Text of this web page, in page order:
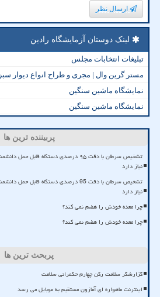
ارسال نظر
لینک دوستان آزمایشگاه رادین
تبلیغات انتخابات مجلس
مستر گرین وال | مجری و طراح انواع دیوار سبز
نمایشگاه ماشین سنگین
نمایشگاه ماشین سنگین
پربیننده ترین ها
تشخیص سرطان با دقت ۹۵ درصدی دستگاه
نیاز دارد
تشخیص سرطان با دقت 95 درصدی دستگاه
نیاز دارد
چرا معده خودش را هضم نمی کند؟
چرا معده خودش را هضم نمی کند؟
پربحث ترین ها
گزارشگر سلامت رکن چهارم حکمرانی سلامت
اینترنت ماهواره ای آمازون مستقیم به موبایل می رسد